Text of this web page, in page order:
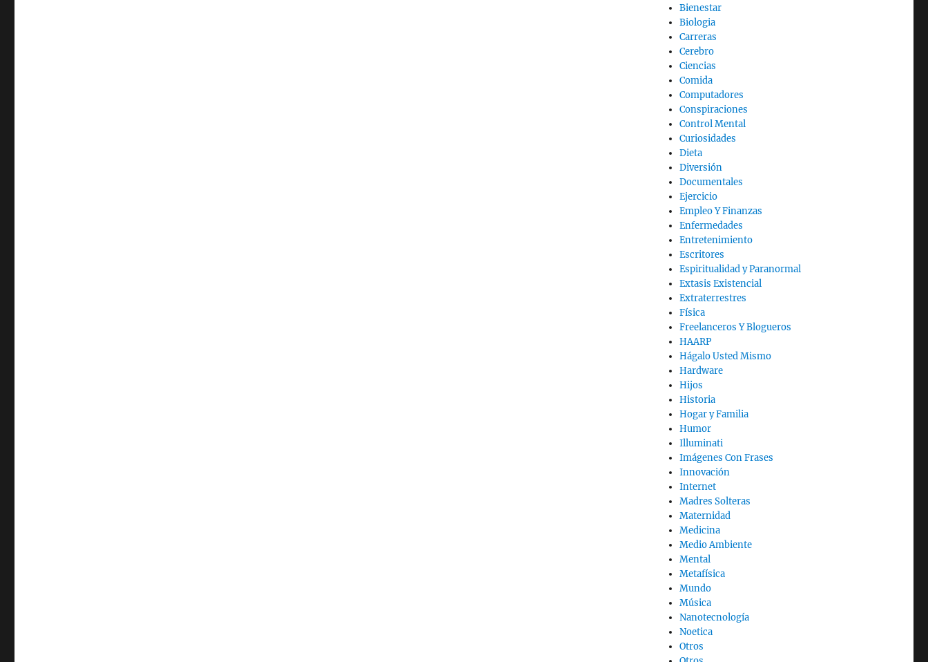
Bienestar
Biologia
Carreras
Cerebro
Ciencias
Comida
Computadores
Conspiraciones
Control Mental
Curiosidades
Dieta
Diversión
Documentales
Ejercicio
Empleo Y Finanzas
Enfermedades
Entretenimiento
Escritores
Espiritualidad y Paranormal
Extasis Existencial
Extraterrestres
Física
Freelanceros Y Blogueros
HAARP
Hágalo Usted Mismo
Hardware
Hijos
Historia
Hogar y Familia
Humor
Illuminati
Imágenes Con Frases
Innovación
Internet
Madres Solteras
Maternidad
Medicina
Medio Ambiente
Mental
Metafísica
Mundo
Música
Nanotecnología
Noetica
Otros